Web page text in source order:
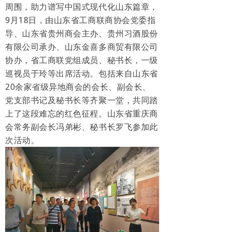
周围，助力谱写中国式现代化山东篇章，
9月18日，由山东省工商联商协会党委指
导、山东省贵州商会主办、贵州习酒股份
有限公司承办、山东金喜多商贸有限公司
协办，省工商联党组成员、秘书长，一级
巡视员于玲等出席活动。包括来自山东省
20余家省级异地商会的会长、副会长、
党支部书记及秘书长等齐聚一堂，共同踏
上了这段难忘的红色征程。山东省重庆商
会常务副会长冯弟彬、秘书长罗飞参加此
次活动。